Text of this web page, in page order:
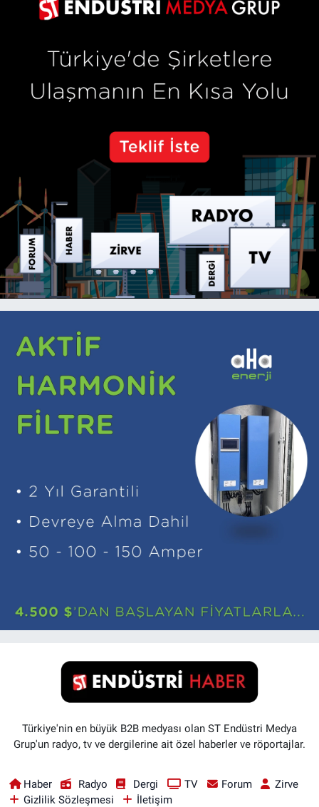
Türkiye'nin en büyük B2B medyası olan ST Endüstri Medya
Grup'un radyo, tv ve dergilerine ait özel haberler ve röportajlar.
Haber Radyo Dergi TV Forum
Zirve
Gizlilik Sözleşmesi
İletişim